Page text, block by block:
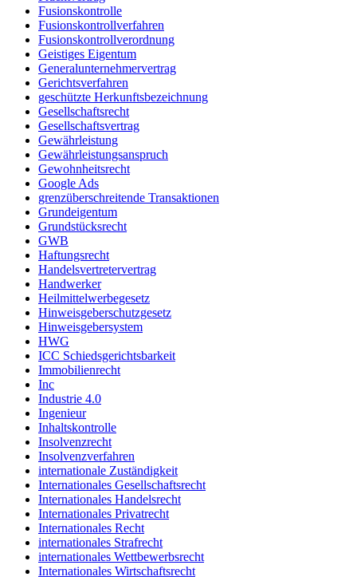
Fusionskontrolle
Fusionskontrollverfahren
Fusionskontrollverordnung
Geistiges Eigentum
Generalunternehmervertrag
Gerichtsverfahren
geschützte Herkunftsbezeichnung
Gesellschaftsrecht
Gesellschaftsvertrag
Gewährleistung
Gewährleistungsanspruch
Gewohnheitsrecht
Google Ads
grenzüberschreitende Transaktionen
Grundeigentum
Grundstücksrecht
GWB
Haftungsrecht
Handelsvertretervertrag
Handwerker
Heilmittelwerbegesetz
Hinweisgeberschutzgesetz
Hinweisgebersystem
HWG
ICC Schiedsgerichtsbarkeit
Immobilienrecht
Inc
Industrie 4.0
Ingenieur
Inhaltskontrolle
Insolvenzrecht
Insolvenzverfahren
internationale Zuständigkeit
Internationales Gesellschaftsrecht
Internationales Handelsrecht
Internationales Privatrecht
Internationales Recht
internationales Strafrecht
internationales Wettbewerbsrecht
Internationales Wirtschaftsrecht